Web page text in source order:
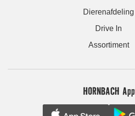
Dierenafdeling
Drive In
Assortiment
HORNBACH App